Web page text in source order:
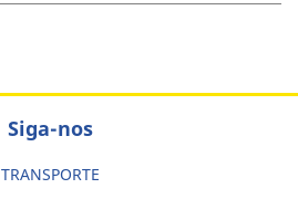
Siga-nos
TRANSPORTE